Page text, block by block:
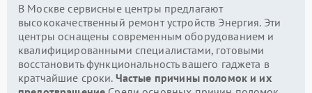
В Москве сервисные центры предлагают
высококачественный ремонт устройств Энергия. Эти
центры оснащены современным оборудованием и
квалифицированными специалистами, готовыми
восстановить функциональность вашего гаджета в
кратчайшие сроки. Частые причины поломок и их